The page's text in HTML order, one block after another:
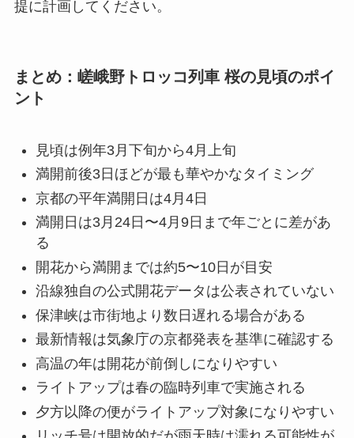
提に計画してください。
まとめ：嵯峨野トロッコ列車 桜の見頃のポイ
ント
見頃は例年3月下旬から4月上旬
満開前後3日ほどが最も華やかなタイミング
京都の平年満開日は4月4日
満開日は3月24日〜4月9日まで年ごとに差があ
る
開花から満開までは約5〜10日が目安
沿線独自の公式開花データは公表されていない
保津峡は市街地より数日遅れる場合がある
最新情報は気象庁の京都発表を基準に確認する
高温の年は開花が前倒しになりやすい
ライトアップは春の臨時列車で実施される
夕方以降の便がライトアップ対象になりやすい